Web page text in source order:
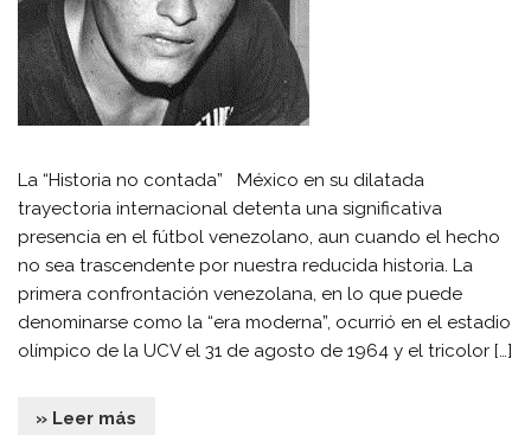
La “Historia no contada” México en su dilatada
trayectoria internacional detenta una significativa
presencia en el fútbol venezolano, aun cuando el hecho
no sea trascendente por nuestra reducida historia. La
primera confrontación venezolana, en lo que puede
denominarse como la “era moderna”, ocurrió en el estadio
olímpico de la UCV el 31 de agosto de 1964 y el tricolor […]
» Leer más